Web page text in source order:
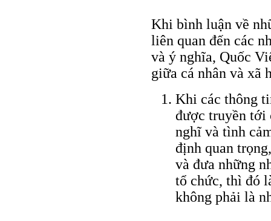
Khi bình luận về
liên quan đến các
và ý nghĩa, Quốc
giữa cá nhân và xã
Khi các thông
được truyền tới
nghĩ và tình
định quan
và đưa những
tổ chức, thì đó
không phải là